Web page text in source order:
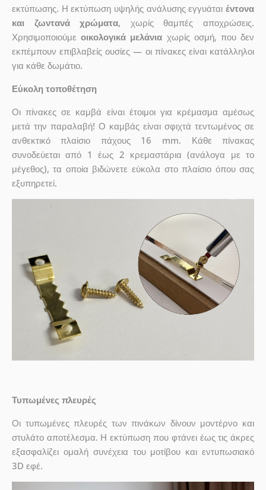
εκτύπωσης. Η εκτύπωση υψηλής ανάλυσης εγγυάταιέντονα
και ζωντανά χρώματα, χωρίς θαμπές αποχρώσεις.
Χρησιμοποιούμεοικολογικά μελάνια χωρίς οσμή, που δεν
εκπέμπουν επιβλαβείς ουσίες — οι πίνακες είναι κατάλληλοι
για κάθε δωμάτιο.
Εύκολη τοποθέτηση
Οι πίνακες σε καμβά είναι έτοιμοι για κρέμασμα αμέσως
μετά την παραλαβή! Ο καμβάς είναι σφιχτά τεντωμένος σε
ανθεκτικό πλαίσιο πάχους 16 mm. Κάθε πίνακας
συνοδεύεται από 1 έως 2 κρεμαστάρια (ανάλογα με το
μέγεθος), τα οποία βιδώνετε εύκολα στο πλαίσιο όπου σας
εξυπηρετεί.
Τυπωμένες πλευρές
Οι τυπωμένες πλευρές των πινάκων δίνουν μοντέρνο και
στυλάτο αποτέλεσμα. Η εκτύπωση που φτάνει έως τις άκρες
εξασφαλίζει ομαλή συνέχεια του μοτίβου και εντυπωσιακό
3D εφέ.